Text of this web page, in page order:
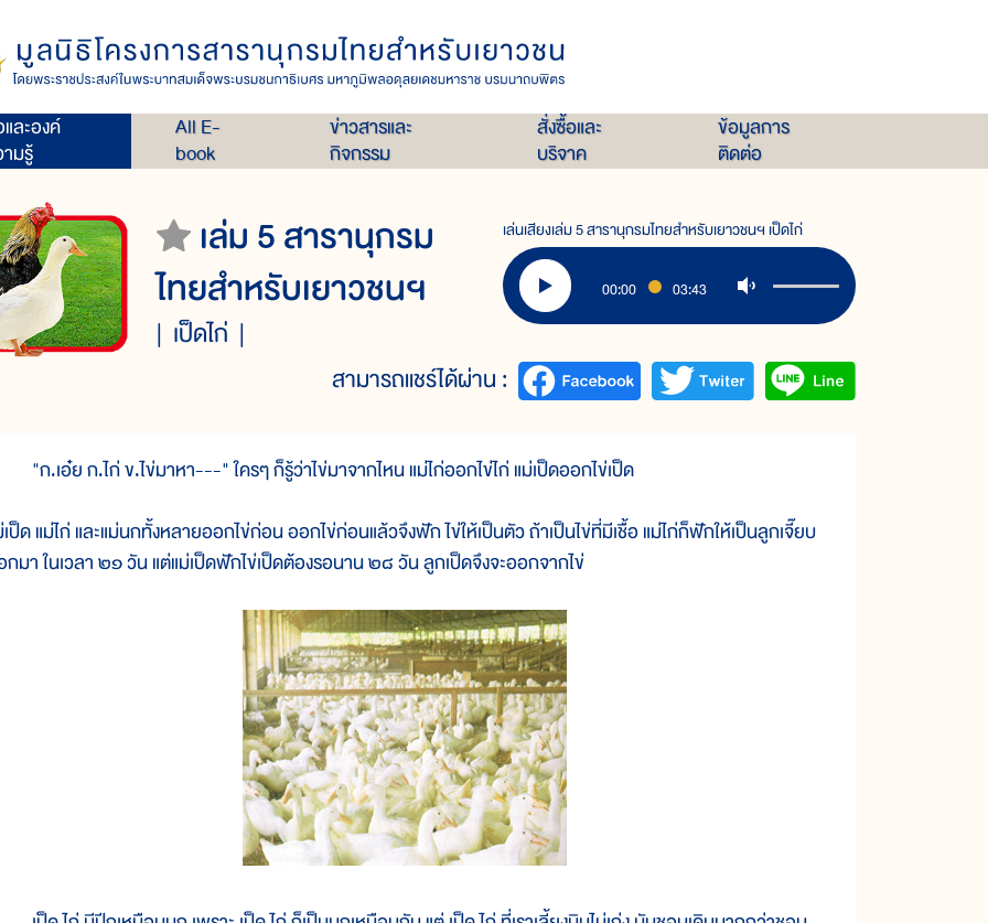
ละองค์
มรู้
All E-
book
ข่าวสารและ
กิจกรรม
สั่งซื้อและ
บริจาค
ข้อมูลการ
ติดต่อ
เล่ม 5 สารานุกรม
ไทยสำหรับเยาวชนฯ
เป็ดไก่
เล่นเสียงเล่ม 5 สารานุกรมไทยสำหรับเยาวชนฯ เป็ดไก่
00:00 03:43
สามารถแชร์ได้ผ่าน :
"ก.เอ๋ย ก.ไก่ ข.ไข่มาหา---" ใครๆ ก็รู้ว่าไข่มาจากไหน แม่ไก่ออกไข่ไก่ แม่เป็ดออกไข่เป็ด
เป็ด แม่ไก่ และแม่นกทั้งหลายออกไข่ก่อน ออกไข่ก่อนแล้วจึงฟัก ไข่ให้เป็นตัว ถ้าเป็นไข่ที่มีเชื้อ แม่ไก่ก็ฟักให้เป็นลูกเจี๊ยบ
มา ในเวลา ๒๑ วัน แต่แม่เป็ดฟักไข่เป็ดต้องรอนาน ๒๘ วัน ลูกเป็ดจึงจะออกจากไข่